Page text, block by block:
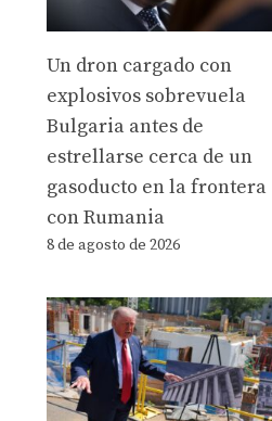
Un dron cargado con
explosivos sobrevuela
Bulgaria antes de
estrellarse cerca de un
gasoducto en la frontera
con Rumania
8 de agosto de 2026